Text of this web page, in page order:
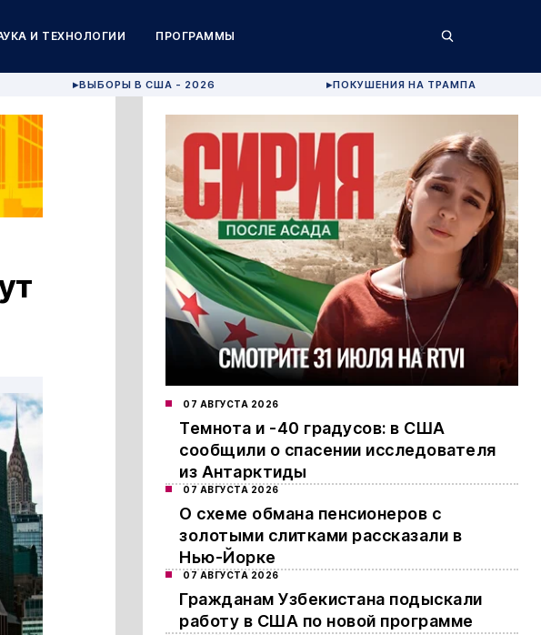
И ТЕХНОЛОГИИ ПРОГРАММЫ
▶ВЫБОРЫ В США - 2026 ▶ПОКУШЕНИЯ НА ТРАМПА
07 АВГУСТА 2026
Темнота и -40 градусов: в США
сообщили о спасении исследователя
из Антарктиды
07 АВГУСТА 2026
О схеме обмана пенсионеров с
золотыми слитками рассказали в
Нью-Йорке
07 АВГУСТА 2026
Гражданам Узбекистана подыскали
работу в США по новой программе